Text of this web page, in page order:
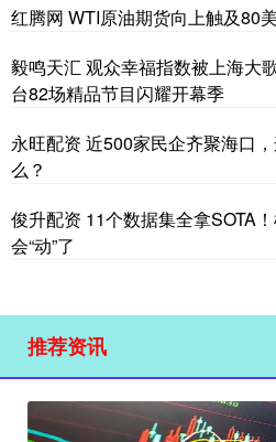
红腾网 WTI原油期货向上触及80
毅鸣天汇 观众幸福指数被上海大
台82场精品节目闪耀开幕季
永旺配资 近500家民企齐聚海口
么？
俊升配资 11个数据集全拿SOTA
会“动”了
推荐资讯